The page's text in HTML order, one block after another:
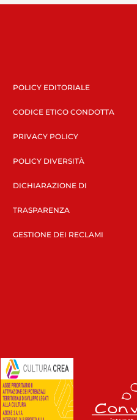
POLICY EDITORIALE
CODICE ETICO CONDOTTA
PRIVACY POLICY
POLICY DIVERSITÀ
DICHIARAZIONE DI
TRASPARENZA
GESTIONE DEI RECLAMI